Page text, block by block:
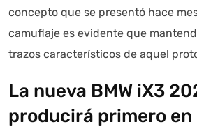
concepto que se presentó hace
camuflaje es evidente que
trazos característicos de aquel
La nueva BMW iX3
producirá primero en